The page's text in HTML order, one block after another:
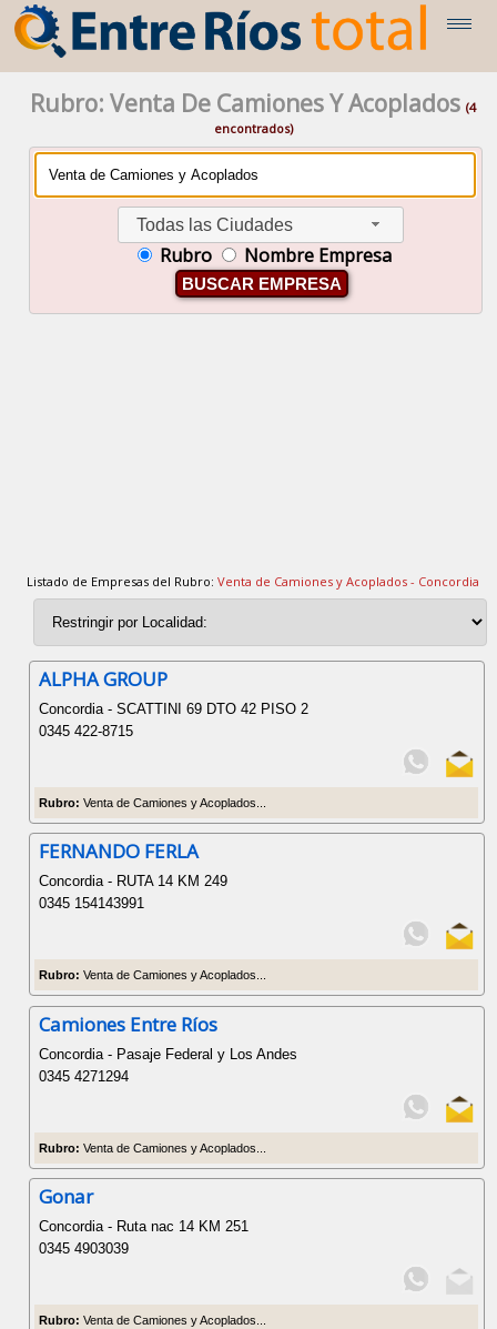
Rubro: Venta De Camiones Y Acoplados(4
encontrados)
Todas las Ciudades
Rubro Nombre Empresa
BUSCAR EMPRESA
Listado de Empresas del Rubro:Venta de Camiones y Acoplados - Concordia
ALPHA GROUP
Concordia - SCATTINI 69 DTO 42 PISO 2
0345 422-8715
Rubro: Venta de Camiones y Acoplados...
FERNANDO FERLA
Concordia - RUTA 14 KM 249
0345 154143991
Rubro: Venta de Camiones y Acoplados...
Camiones Entre Ríos
Concordia - Pasaje Federal y Los Andes
0345 4271294
Rubro: Venta de Camiones y Acoplados...
Gonar
Concordia - Ruta nac 14 KM 251
0345 4903039
Rubro: Venta de Camiones y Acoplados...